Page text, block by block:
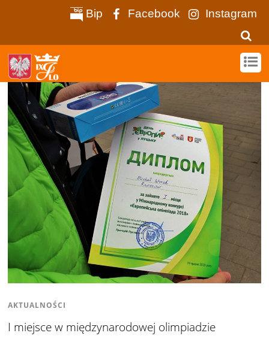
Bip Facebook Instagram
AKTUALNOŚCI
I miejsce w międzynarodowej olimpiadzie